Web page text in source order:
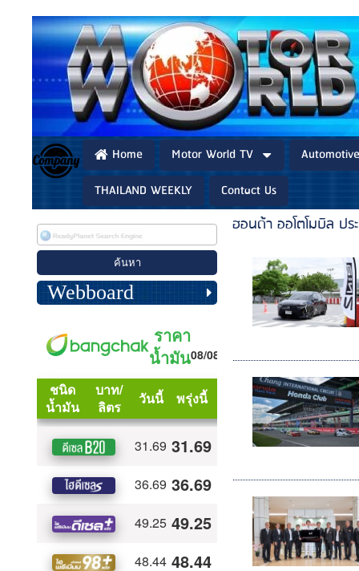
Home Motor World TV
THAILAND WEEKLY
Contact Us
Webboard
ฮอนด้า ออโตโมบิล ปร